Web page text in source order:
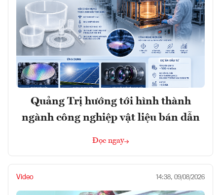
Quảng Trị hướng tới hình thành
ngành công nghiệp vật liệu bán dẫn
Đọc ngay
Video 14:38, 09/08/2026